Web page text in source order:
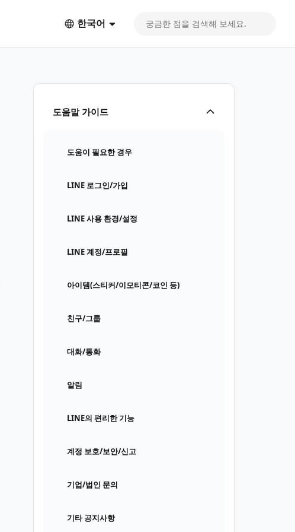
한국어
도움말 가이드
도움이 필요한 경우
LINE 로그인/가입
LINE 사용 환경/설정
LINE 계정/프로필
아이템(스티커/이모티콘/코인 등)
친구/그룹
대화/통화
알림
LINE의 편리한 기능
계정 보호/보안/신고
기업/법인 문의
기타 공지사항